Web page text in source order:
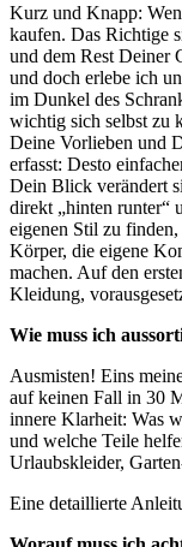
Kurz und Knapp:
kaufen. Das Richtige
und dem Rest Deiner
und doch erlebe ich
im Dunkel des
wichtig sich selbst zu
Deine Vorlieben und
erfasst: Desto
Dein Blick verändert
direkt „hinten runter“
eigenen Stil zu
Körper, die eigene
machen. Auf den
Kleidung,
Wie muss ich
Ausmisten! Eins
auf keinen Fall in 30
innere Klarheit: Was
und welche Teile
Urlaubskleider,
Eine detaillierte